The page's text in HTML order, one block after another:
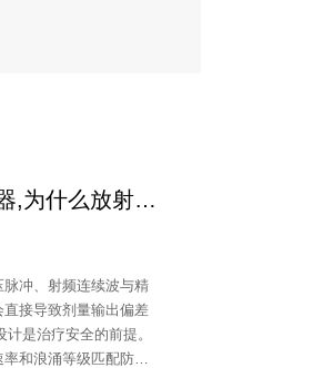
放射治疗直线加速器,为什么放射治疗直线加速器考虑EMC电磁兼容？
冲、射频连续波与精
接导致剂量输出偏差
是治疗安全的前提。
和浪涌等级匹配防护